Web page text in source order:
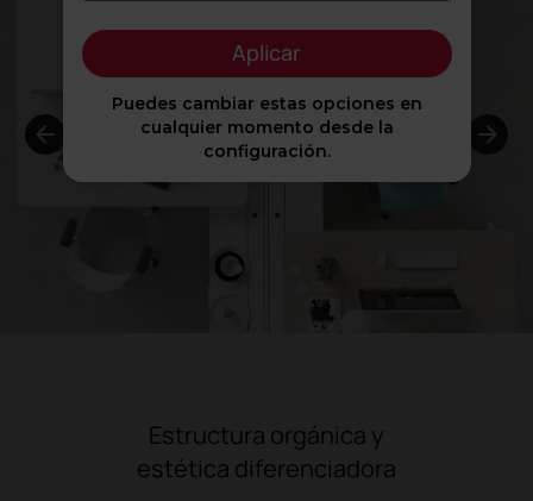
1
Estructura orgánica y
estética diferenciadora
Aplicar
Puedes cambiar estas opciones en
cualquier momento desde la
configuración.